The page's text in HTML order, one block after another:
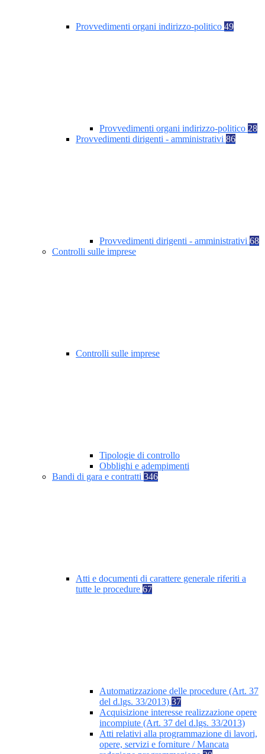
Provvedimenti organi indirizzo-politico 49
Provvedimenti organi indirizzo-politico 28
Provvedimenti dirigenti - amministrativi 86
Provvedimenti dirigenti - amministrativi 68
Controlli sulle imprese
Controlli sulle imprese
Tipologie di controllo
Obblighi e adempimenti
Bandi di gara e contratti 346
Atti e documenti di carattere generale riferiti a
tutte le procedure 67
Automatizzazione delle procedure (Art. 37
del d.lgs. 33/2013) 37
Acquisizione interesse realizzazione opere
incompiute (Art. 37 del d.lgs. 33/2013)
Atti relativi alla programmazione di lavori,
opere, servizi e forniture / Mancata